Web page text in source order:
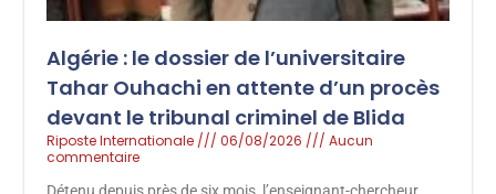
Algérie : le dossier de l’universitaire
Tahar Ouhachi en attente d’un procès
devant le tribunal criminel de Blida
Riposte Internationale 06/08/2026
Aucun
commentaire